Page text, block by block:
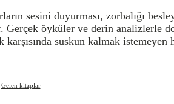
sesini duyurması, zorbalığı
Gerçek öyküler ve derin analizlerle
karşısında suskun kalmak
Gelen kitaplar